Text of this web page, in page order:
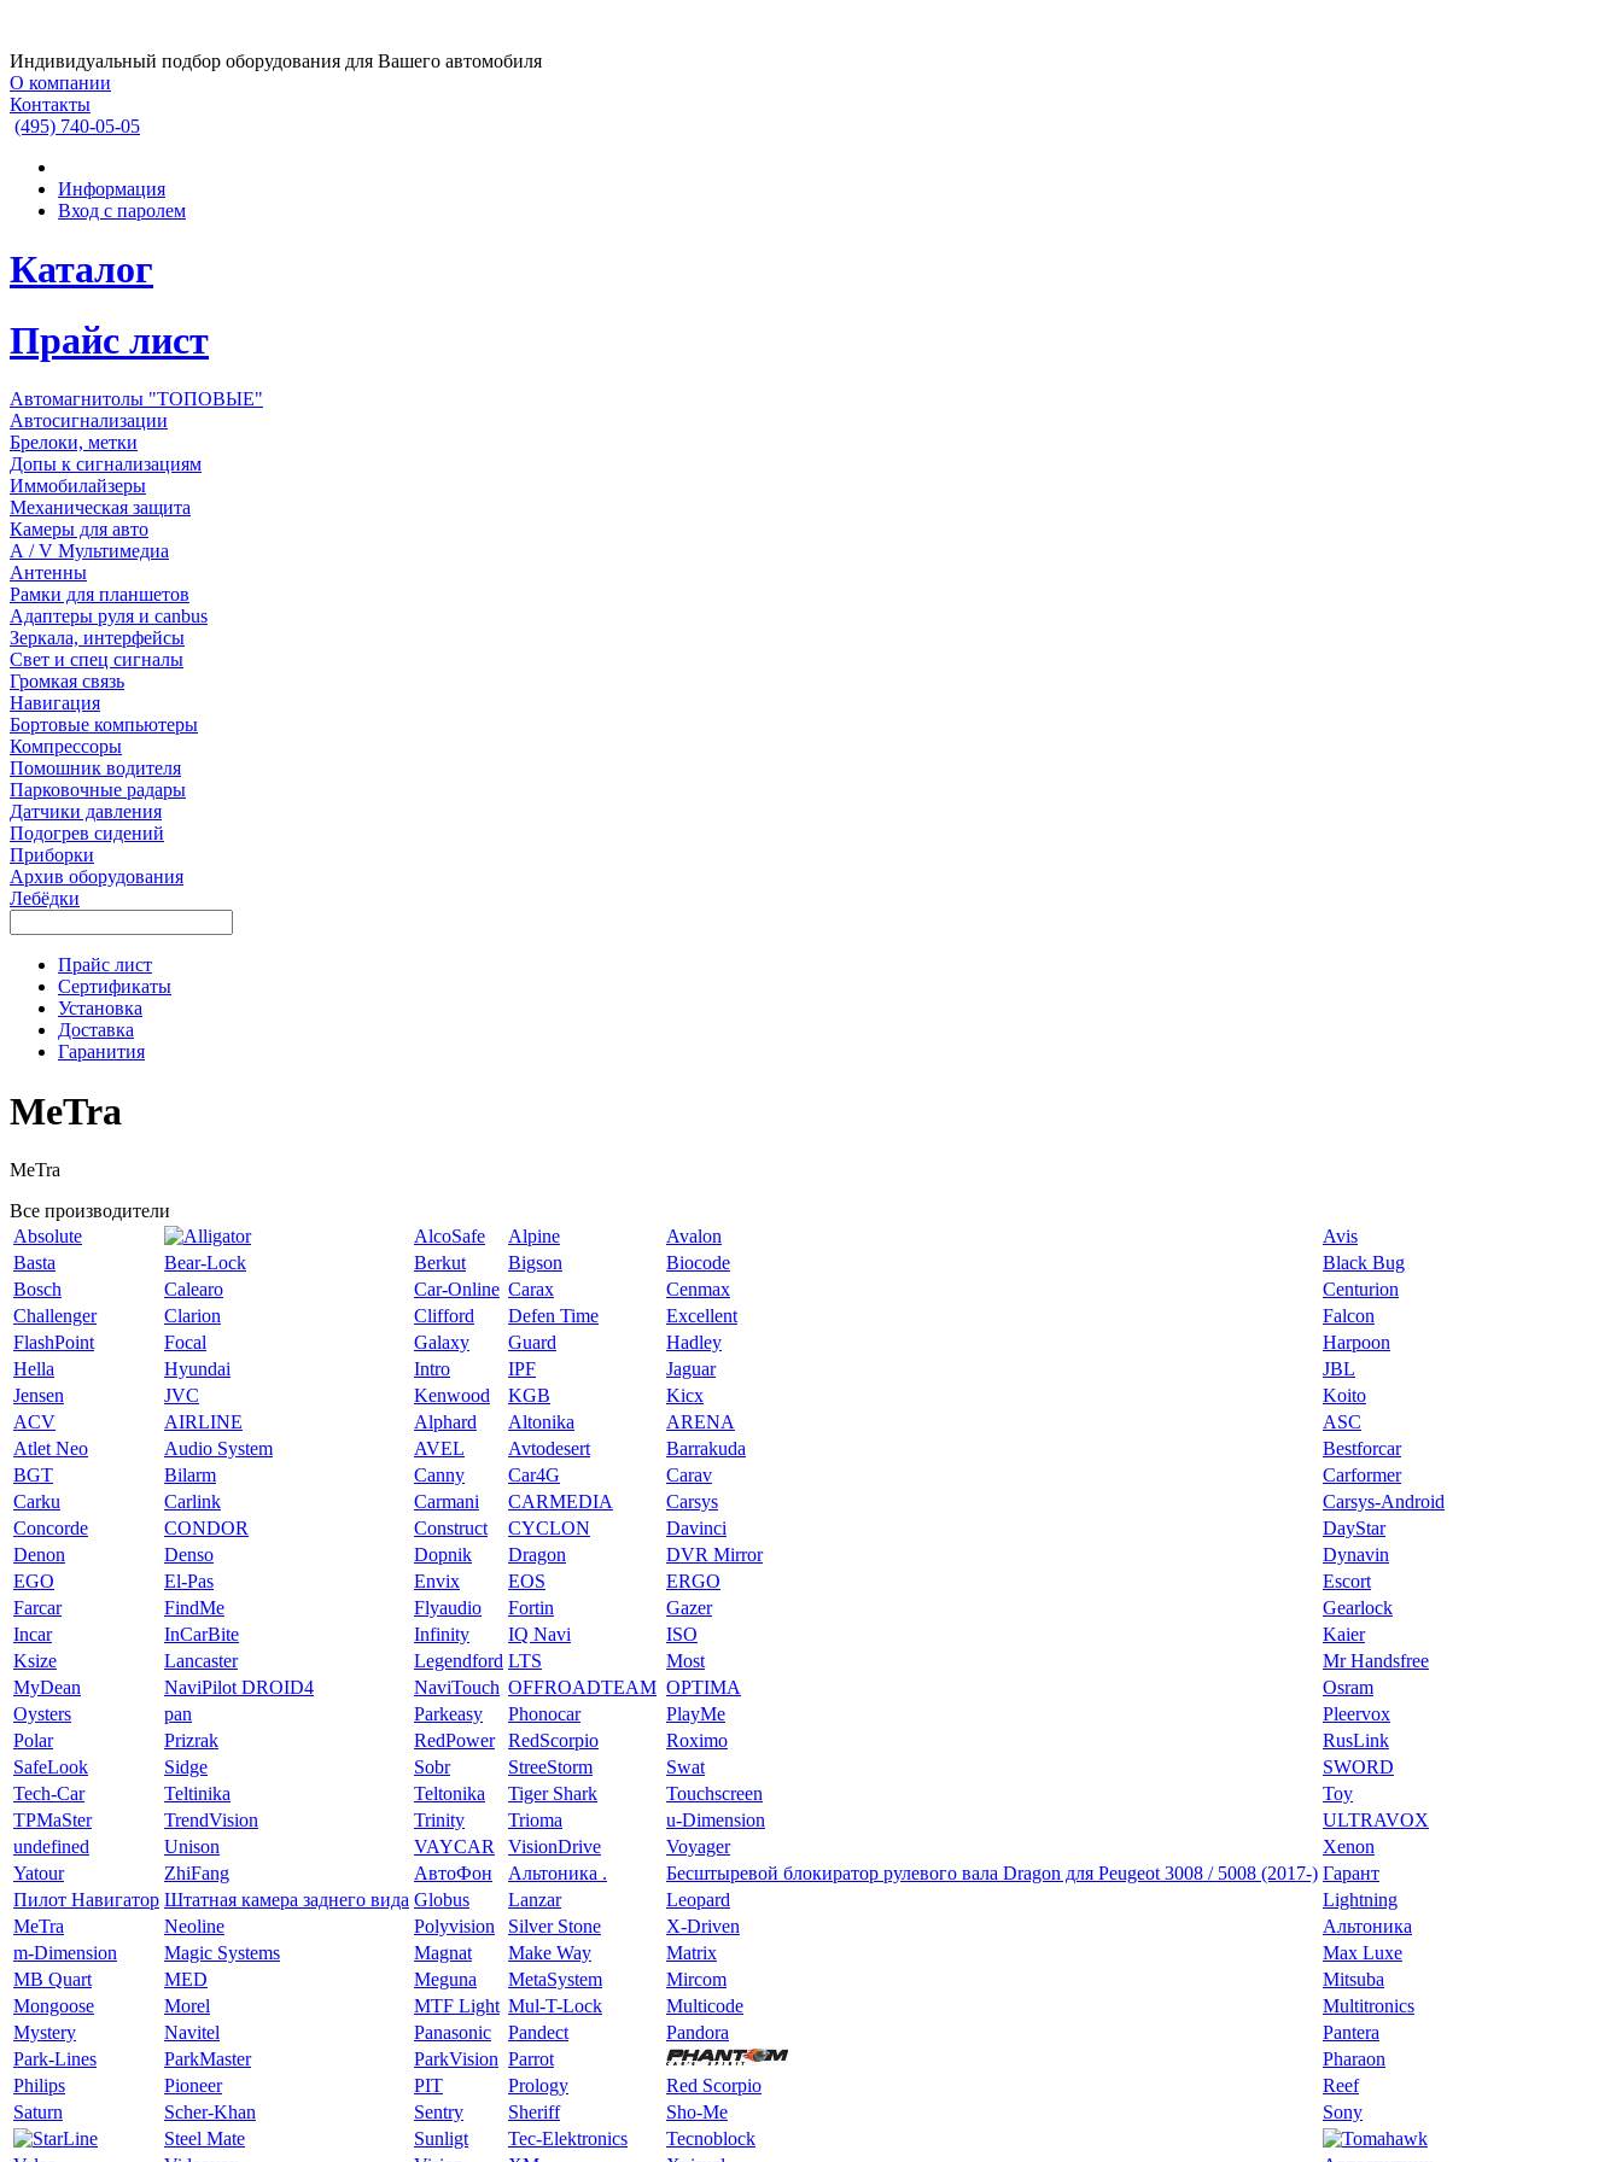
Индивидуальный подбор оборудования для Вашего автомобиля
О компании
Контакты
(495) 740-05-05
Информация
Вход с паролем
Каталог
Прайс лист
Автомагнитолы "ТОПОВЫЕ"
Автосигнализации
Брелоки, метки
Допы к сигнализациям
Иммобилайзеры
Механическая защита
Камеры для авто
А / V Мультимедиа
Антенны
Рамки для планшетов
Адаптеры руля и canbus
Зеркала, интерфейсы
Свет и спец сигналы
Громкая связь
Навигация
Бортовые компьютеры
Компрессоры
Помошник водителя
Парковочные радары
Датчики давления
Подогрев сидений
Приборки
Архив оборудования
Лебёдки
Прайс лист
Сертификаты
Установка
Доставка
Гаранития
MeTra
MeTra
Все производители
Absolute
AlcoSafe Alpine Avalon
Avis
Basta
Bear-Lock Berkut Bigson Biocode
Black Bug
Bosch
Calearo Car-Online Carax Cenmax
Centurion
Challenger
Clarion Clifford Defen Time Excellent
Falcon
FlashPoint
Focal Galaxy Guard Hadley
Harpoon
Hella
Hyundai Intro IPF Jaguar
JBL
Jensen
JVC Kenwood KGB Kicx
Koito
ACV
AIRLINE Alphard Altonika ARENA
ASC
Atlet Neo
Audio System AVEL Avtodesert Barrakuda
Bestforcar
BGT
Bilarm Canny Car4G Carav
Carformer
Carku
Carlink Carmani CARMEDIA Carsys
Carsys-Android
Concorde
CONDOR Construct CYCLON Davinci
DayStar
Denon
Denso Dopnik Dragon DVR Mirror
Dynavin
EGO
El-Pas Envix EOS ERGO
Escort
Farcar
FindMe Flyaudio Fortin Gazer
Gearlock
Incar
InCarBite Infinity IQ Navi ISO
Kaier
Ksize
Lancaster Legendford LTS Most
Mr Handsfree
MyDean
NaviPilot DROID4 NaviTouch OFFROADTEAM OPTIMA
Osram
Oysters
pan Parkeasy Phonocar PlayMe
Pleervox
Polar
Prizrak RedPower RedScorpio Roximo
RusLink
SafeLook
Sidge Sobr StreeStorm Swat
SWORD
Tech-Car
Teltinika Teltonika Tiger Shark Touchscreen
Toy
TPMaSter
TrendVision Trinity Trioma u-Dimension
ULTRAVOX
undefined
Unison VAYCAR VisionDrive Voyager
Xenon
Yatour
ZhiFang АвтоФон Альтоника . Беcштыревой блокиратор рулевого вала Dragon для Peugeot 3008 / 5008 (2017-) Гарант
Пилот Навигатор Штатная камера заднего вида Globus Lanzar Leopard
Lightning
MeTra
Neoline Polyvision Silver Stone X-Driven
Альтоника
m-Dimension
Magic Systems Magnat Make Way Matrix
Max Luxe
MB Quart
MED Meguna MetaSystem Mircom
Mitsuba
Mongoose
Morel MTF Light Mul-T-Lock Multicode
Multitronics
Mystery
Navitel Panasonic Pandect Pandora
Pantera
Park-Lines
ParkMaster ParkVision Parrot
Pharaon
Philips
Pioneer PIT Prology Red Scorpio
Reef
Saturn
Scher-Khan Sentry Sheriff Sho-Me
Sony
Steel Mate
Sunligt Tec-Elektronics
Tecnoblock